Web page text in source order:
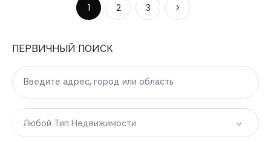
1 2 3 >
ПЕРВИЧНЫЙ ПОИСК
Любой Тип Недвижимости